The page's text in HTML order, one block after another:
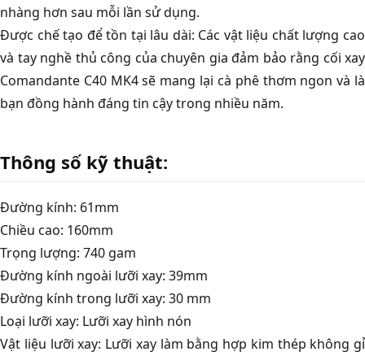
nhàng hơn sau mỗi lần sử dụng.
Được chế tạo để tồn tại lâu dài: Các vật liệu chất lượng cao
và tay nghề thủ công của chuyên gia đảm bảo rằng cối xay
Comandante C40 MK4 sẽ mang lại cà phê thơm ngon và là
bạn đồng hành đáng tin cậy trong nhiều năm.
Thông số kỹ thuật:
Đường kính: 61mm
Chiều cao: 160mm
Trọng lượng: 740 gam
Đường kính ngoài lưỡi xay: 39mm
Đường kính trong lưỡi xay: 30 mm
Loại lưỡi xay: Lưỡi xay hình nón
Vật liệu lưỡi xay: Lưỡi xay làm bằng hợp kim thép không gỉ